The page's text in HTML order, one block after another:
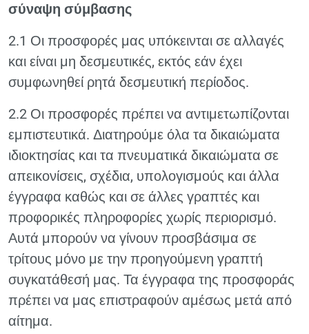
σύναψη σύμβασης
2.1 Οι προσφορές μας υπόκεινται σε αλλαγές
και είναι μη δεσμευτικές, εκτός εάν έχει
συμφωνηθεί ρητά δεσμευτική περίοδος.
2.2 Οι προσφορές πρέπει να αντιμετωπίζονται
εμπιστευτικά. Διατηρούμε όλα τα δικαιώματα
ιδιοκτησίας και τα πνευματικά δικαιώματα σε
απεικονίσεις, σχέδια, υπολογισμούς και άλλα
έγγραφα καθώς και σε άλλες γραπτές και
προφορικές πληροφορίες χωρίς περιορισμό.
Αυτά μπορούν να γίνουν προσβάσιμα σε
τρίτους μόνο με την προηγούμενη γραπτή
συγκατάθεσή μας. Τα έγγραφα της προσφοράς
πρέπει να μας επιστραφούν αμέσως μετά από
αίτημα.